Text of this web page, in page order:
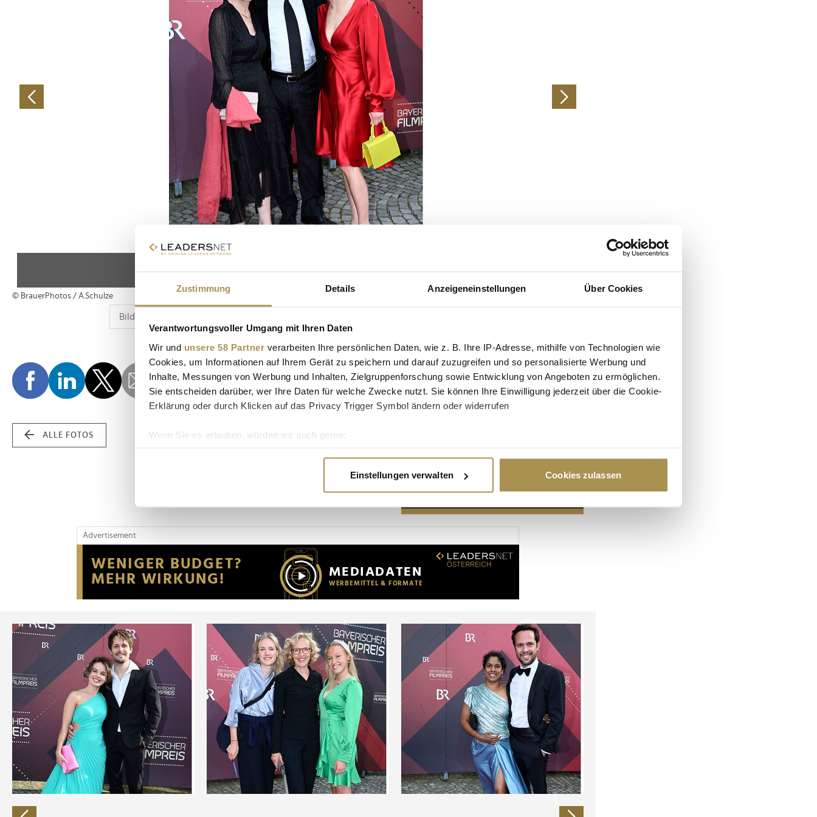
Zustimmung Details Anzeigeneinstellungen Über Cookies
Verantwortungsvoller Umgang mit Ihren Daten
Wir und unsere 58 Partner verarbeiten Ihre persönlichen Daten, wie z. B. Ihre IP-Adresse, mithilfe von Technologien wie
Cookies, um Informationen auf Ihrem Gerät zu speichern und darauf zuzugreifen und so personalisierte Werbung und
Inhalte, Messungen von Werbung und Inhalten, Zielgruppenforschung sowie Entwicklung von Angeboten zu ermöglichen.
Sie entscheiden darüber, wer Ihre Daten für welche Zwecke nutzt. Sie können Ihre Einwilligung jederzeit über die Cookie-
Erklärung oder durch Klicken auf das Privacy Trigger Symbol ändern oder widerrufen
Wenn Sie es erlauben, würden wir auch gerne:
Erfahren Sie mehr darüber, wie Ihre persönlichen Daten verarbeitet werden, und legen Sie Ihre Präferenzen im
Wir verwenden Cookies, um Inhalte und Anzeigen zu personalisieren, Funktionen für soziale Medien anbieten zu können
Website an unsere Partner für soziale Medien, Werbung und Analysen weiter. Unsere Partner führen diese Informationen
möglicherweise mit weiteren Daten zusammen, die Sie ihnen bereitgestellt haben oder die sie im Rahmen Ihrer Nutzung
der Dienste gesammelt haben.
Einstellungen verwalten Cookies zulassen
© BrauerPhotos / A.Schulze
ALLE FOTOS
Advertisement
Advertisement